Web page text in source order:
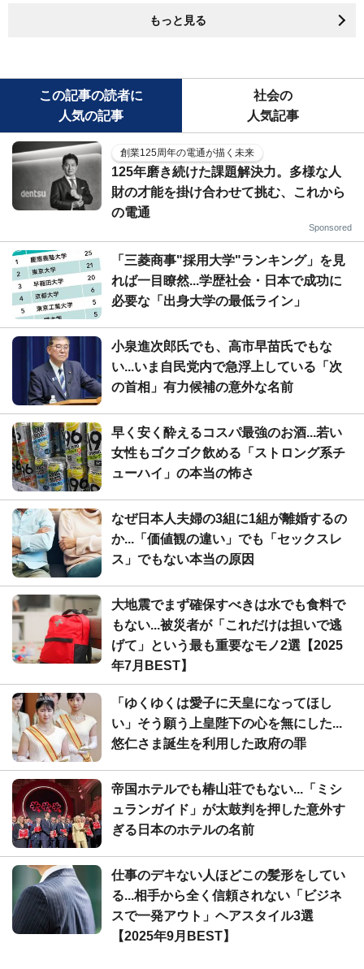
もっと見る
この記事の読者に
人気の記事
社会の
人気記事
創業125周年の電通が描く未来
125年磨き続けた課題解決力。多様な人
財の才能を掛け合わせて挑む、これから
の電通
Sponsored
「三菱商事"採用大学"ランキング」を見
れば一目瞭然...学歴社会・日本で成功に
必要な「出身大学の最低ライン」
小泉進次郎氏でも、高市早苗氏でもな
い...いま自民党内で急浮上している「次
の首相」有力候補の意外な名前
早く安く酔えるコスパ最強のお酒...若い
女性もゴクゴク飲める「ストロング系チ
ューハイ」の本当の怖さ
なぜ日本人夫婦の3組に1組が離婚するの
か...「価値観の違い」でも「セックスレ
ス」でもない本当の原因
大地震でまず確保すべきは水でも食料で
もない...被災者が「これだけは担いで逃
げて」という最も重要なモノ2選【2025
年7月BEST】
「ゆくゆくは愛子に天皇になってほし
い」そう願う上皇陛下の心を無にした...
悠仁さま誕生を利用した政府の罪
帝国ホテルでも椿山荘でもない...「ミシ
ュランガイド」が太鼓判を押した意外す
ぎる日本のホテルの名前
仕事のデキない人ほどこの髪形をしてい
る...相手から全く信頼されない「ビジネ
スで一発アウト」ヘアスタイル3選
【2025年9月BEST】